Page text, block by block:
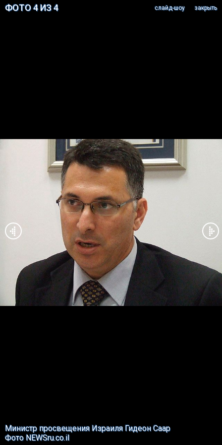
ФОТО 4 ИЗ 4 закрыть
cлайд-шоу
Министр просвещения Израиля Гидеон Саар
Фото NEWSru.co.il